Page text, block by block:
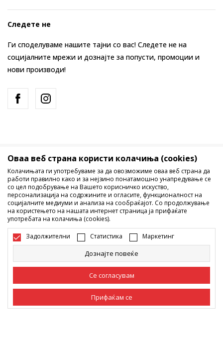
Следете не
Ги споделуваме нашите тајни со вас! Следете не на
социјалните мрежи и дознајте за попусти, промоции и
нови производи!
Македонија Промена
Не е дозволено превземање или користење на содржината од
интернет страните на Sport Vision, делумно или целосно a се
однесува на логоа, трговски марки, комерцијални содржини, ниту
истите да се отстапуваат на трети лица, јавно да се објавуваат или да
се користат за било какви цели, без писмена согласност од БДС.МК
ДООЕЛ.
Настојуваме да бидеме што попрецизни во описот на производот,
фотографијата и самата цена, но не можеме да гарантираме дака
сите информации се комплетни и без грешка. Сите прикажани
производи на сајтот се дел од нашата понуда, но не се подразбира
Оваа веб страна користи колачиња (cookies)
Колачињата ги употребуваме за да овозможиме оваа веб страна да
работи правилно како и за нејзино понатамошно унапредување се
со цел подобрување на Вашето корисничко искуство,
персонализација на содржините и огласите, функционалност на
социјалните медиуми и анализа на сообраќајот. Со продолжување
на користењето на нашата интернет страница ја прифаќате
употребата на колачиња (cookies).
Задолжителни Статистика Маркетинг
Дознајте повеќе
Се согласувам
Прифаќам се